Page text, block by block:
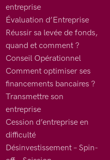
entreprise
Évaluation d’Entreprise
Réussir sa levée de fonds,
quand et comment ?
Conseil Opérationnel
Comment optimiser ses
financements bancaires ?
Transmettre son
entreprise
Cession d’entreprise en
difficulté
Désinvestissement – Spin-